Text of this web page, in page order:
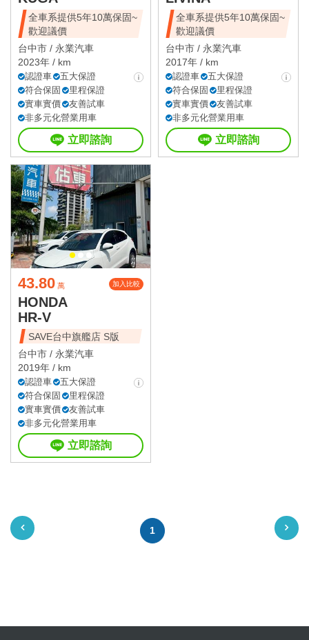
全車系提供5年10萬保固~
歡迎議價
台中市 / 永業汽車
2023年 / km
認證車
五大保證
符合保固
里程保證
實車實價
友善試車
非多元化營業用車
立即諮詢
全車系提供5年10萬保固~
歡迎議價
台中市 / 永業汽車
2017年 / km
認證車
五大保證
符合保固
里程保證
實車實價
友善試車
非多元化營業用車
立即諮詢
43.80 萬 加入比較
HONDA
HR-V
SAVE台中旗艦店 S版
台中市 / 永業汽車
2019年 / km
認證車
五大保證
符合保固
里程保證
實車實價
友善試車
非多元化營業用車
立即諮詢
1